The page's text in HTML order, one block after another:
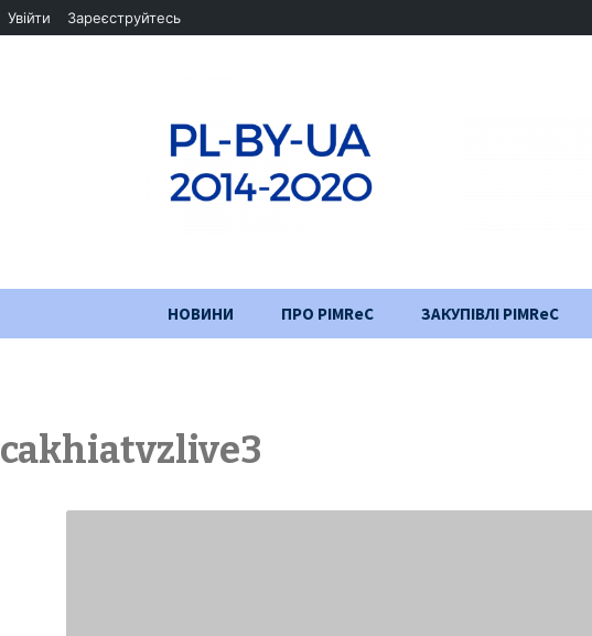
НОВИНИ ПРО PIMReC
Заходи
ЗАКУПІВЛІ PIMReC
cakhiatvzlive3
Увійти Зареєструйтесь